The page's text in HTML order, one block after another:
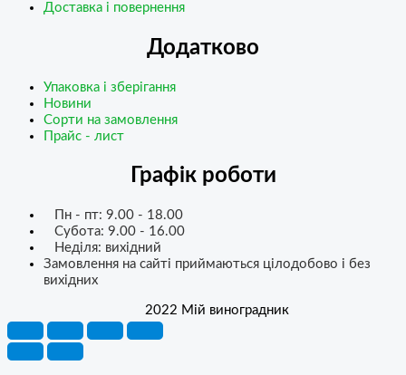
Доставка і повернення
Додатково
Упаковка і зберігання
Новини
Сорти на замовлення
Прайс - лист
Графік роботи
Пн - пт: 9.00 - 18.00
Субота: 9.00 - 16.00
Неділя: вихідний
Замовлення на сайті приймаються цілодобово і без
вихідних
2022 Мій виноградник